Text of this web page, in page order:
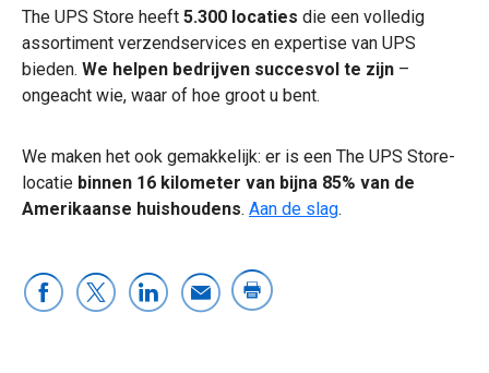
The UPS Store heeft 5.300 locaties die een volledig
assortiment verzendservices en expertise van UPS
bieden. We helpen bedrijven succesvol te zijn –
ongeacht wie, waar of hoe groot u bent.​
We maken het ook gemakkelijk: er is een The UPS Store-
locatie binnen 16 kilometer van bijna 85% van de
Amerikaanse huishoudens. Aan de slag.